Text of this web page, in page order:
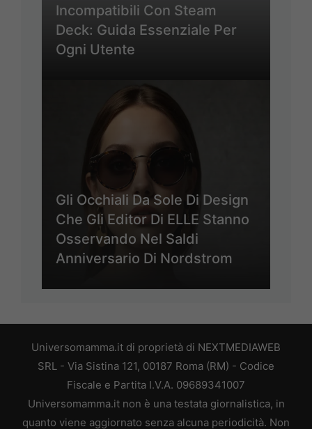
Incompatibili Con Steam
Deck: Guida Essenziale Per
Ogni Utente
Gli Occhiali Da Sole Di Design
Che Gli Editor Di ELLE Stanno
Osservando Nel Saldi
Anniversario Di Nordstrom
Universomamma.it di proprietà di NEXTMEDIAWEB
SRL - Via Sistina 121, 00187 Roma (RM) - Codice
Fiscale e Partita I.V.A. 09689341007
Universomamma.it non è una testata giornalistica, in
quanto viene aggiornato senza alcuna periodicità. Non